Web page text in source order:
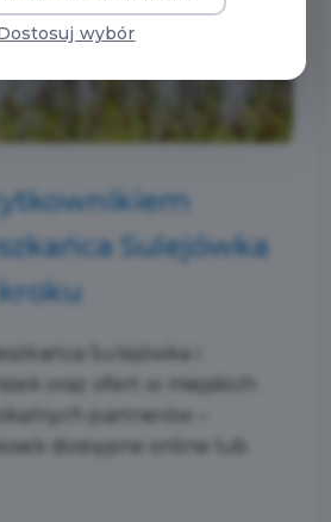
Sulejówka
Sulejówka i
oraz ofert w miejskich
partnerów –
dostępne online lub
wybór